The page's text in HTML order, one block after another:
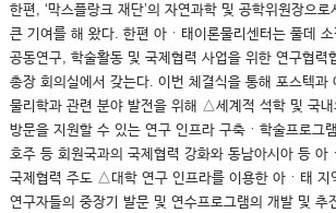
한편, ‘막스플랑크 재단’의 자연과학 및 공학위원장으로
큰 기여를 해 왔다. 한편 아ㆍ태이론물리센터는 풀데
공동연구, 학술활동 및 국제협력 사업을 위한 연구협력
총장 회의실에서 갖는다. 이번 체결식을 통해 포스텍과
물리학과 관련 분야 발전을 위해 △세계적 석학 및 국내
방문을 지원할 수 있는 연구 인프라 구축ㆍ학술프로
호주 등 회원국과의 국제협력 강화와 동남아시아 등 아
국제협력 주도 △대학 연구 인프라를 이용한 아ㆍ태 지
연구자들의 중장기 발문 및 연수프로그램의 개발 및 추